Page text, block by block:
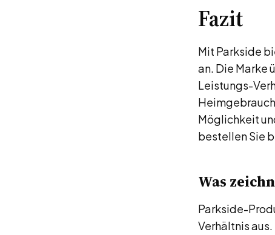
Fazit
Mit Parkside
an. Die Marke
Leistungs-
Möglichkeit
bestellen Sie
Was
Parkside-
Verhältnis